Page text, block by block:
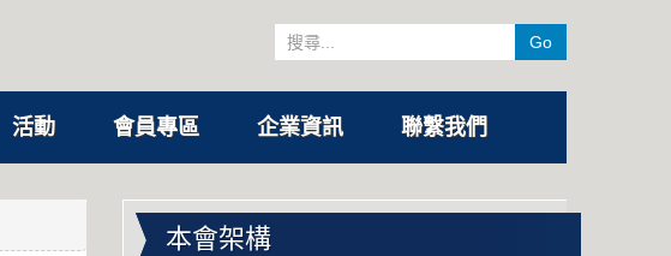
Go
活動 會員專區 企業資訊 聯繫我們
本會架構